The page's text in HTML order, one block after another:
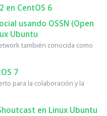
en CentOS 6
usando OSSN (Open
Ubuntu
también conocida como
7
para la colaboración y la
en Linux Ubuntu